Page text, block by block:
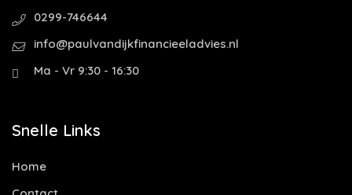
0299-746644
info@paulvandijkfinancieeladvies.nl
Ma - Vr 9:30 - 16:30
Snelle Links
Home